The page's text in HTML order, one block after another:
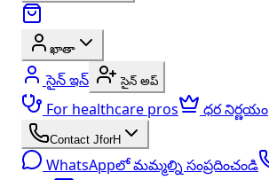
ఖాతా
సైన్ ఇన్ సైన్ అప్
For healthcare pros ధర నిర్ణయం
Contact JforH
WhatsAppలో మమ్మల్ని సంప్రదించండి